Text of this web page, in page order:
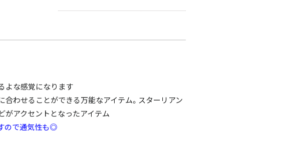
個
よな感覚になります
わせることができる万能なアイテム。スターリアン
がアクセントとなったアイテム
ので通気性も◎